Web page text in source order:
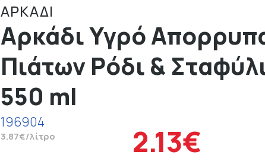
ΑΡΚΑΔΙ
Αρκάδι Υγρό
Πιάτων Ρόδι &
550 ml
196904
3.87€/λίτρο 2.13€